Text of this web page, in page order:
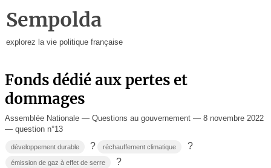
Sempolda
explorez la vie politique française
Fonds dédié aux pertes et
dommages
Assemblée Nationale — Questions au gouvernement — 8 novembre 2022
— question n°13
développement durable ? réchauffement climatique ?
émission de gaz à effet de serre ?